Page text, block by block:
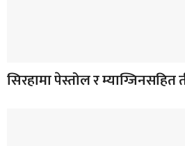
सिरहामा पेस्तोल र म्याग्जिनसहित